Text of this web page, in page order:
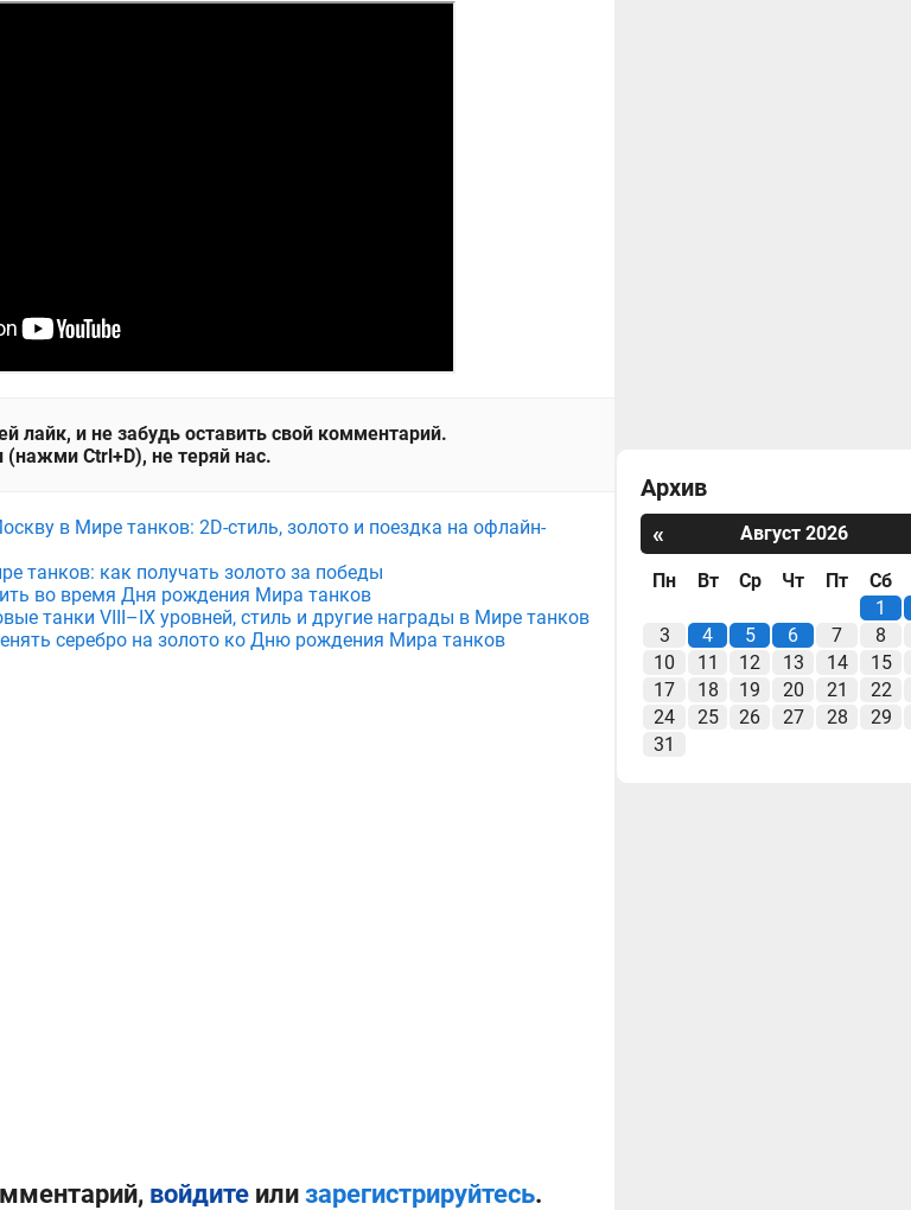
лайк, и не забудь оставить свой комментарий.
Ctrl+D), не теряй нас.
в Мире танков: 2D-стиль, золото и поездка на офлайн-
танков: как получать золото за победы
во время Дня рождения Мира танков
танки VIII–IX уровней, стиль и другие награды в Мире танков
серебро на золото ко Дню рождения Мира танков
войдитеили зарегистрируйтесь.
Архив
«
Август 2026
Пн Вт Ср Чт Пт
Сб
1
3
4 5 6 7
8
10
11 12 13 14
15
17
18 19 20 21
22
24
25 26 27 28
29
31